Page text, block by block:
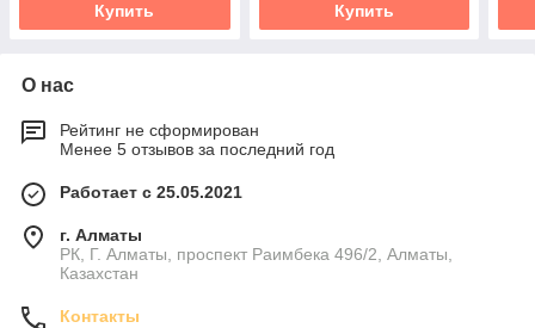
Купить Купить
О нас
Рейтинг не сформирован
Менее 5 отзывов за последний год
Работает с 25.05.2021
г. Алматы
РК, Г. Алматы, проспект Раимбека 496/2, Алматы,
Казахстан
Контакты